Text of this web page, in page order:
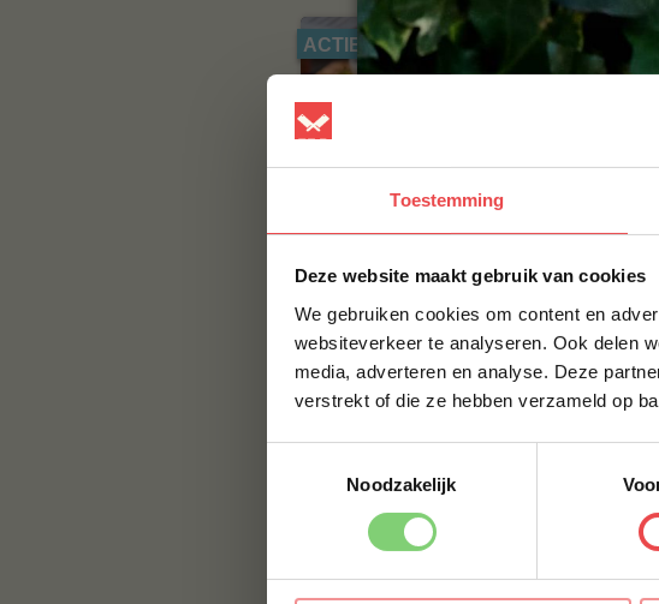
Toestemming
Deze website maakt gebruik van cookies
We gebruiken cookies om content en
websiteverkeer te analyseren. Ook delen
media, adverteren en analyse. Deze
verstrekt of die ze hebben verzameld op
Noodzakelijk
ACTIE 6 halen, 5 betalen
Angus burger, 6 halen 5
€ 30,- € 25,- €
ACTIE